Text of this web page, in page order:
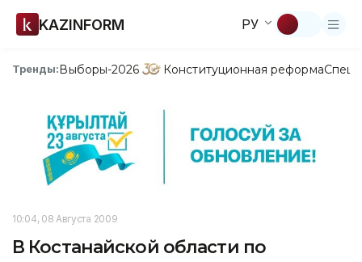
KAZINFORM РУ
Тренды:Выборы-2026 Конституционная реформа
10:04, 08 Августа 2009
В Костанайской области по